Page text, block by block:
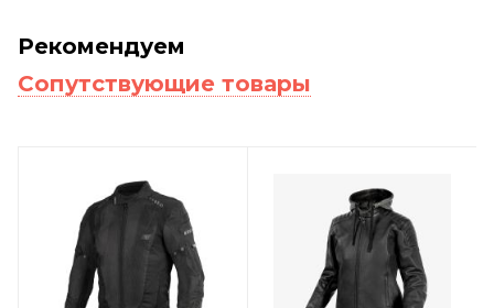
Рекомендуем
Сопутствующие товары